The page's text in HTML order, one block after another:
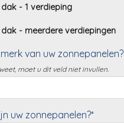
dak - 1 verdieping
dak - meerdere verdiepingen
van uw zonnepanelen?
moet u dit veld niet invullen.
uw zonnepanelen?*